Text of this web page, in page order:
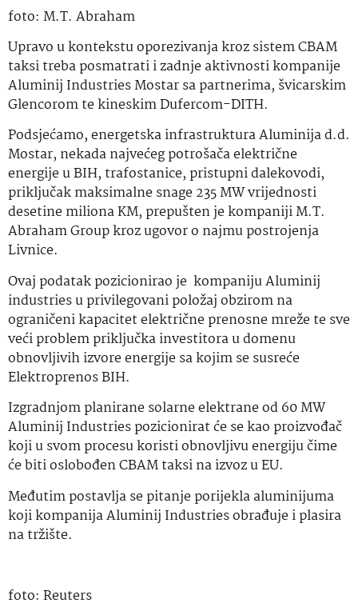
foto: M.T. Abraham
Upravo u kontekstu oporezivanja kroz sistem CBAM
taksi treba posmatrati i zadnje aktivnosti kompanije
Aluminij Industries Mostar sa partnerima, švicarskim
Glencorom te kineskim Dufercom-DITH.
Podsjećamo, energetska infrastruktura Aluminija d.d.
Mostar, nekada najvećeg potrošača električne
energije u BIH, trafostanice, pristupni dalekovodi,
priključak maksimalne snage 235 MW vrijednosti
desetine miliona KM, prepušten je kompaniji M.T.
Abraham Group kroz ugovor o najmu postrojenja
Livnice.
Ovaj podatak pozicionirao je kompaniju Aluminij
industries u privilegovani položaj obzirom na
ograničeni kapacitet električne prenosne mreže te sve
veći problem priključka investitora u domenu
obnovljivih izvore energije sa kojim se susreće
Elektroprenos BIH.
Izgradnjom planirane solarne elektrane od 60 MW
Aluminij Industries pozicionirat će se kao proizvođač
koji u svom procesu koristi obnovljivu energiju čime
će biti oslobođen CBAM taksi na izvoz u EU.
Međutim postavlja se pitanje porijekla aluminijuma
koji kompanija Aluminij Industries obrađuje i plasira
na tržište.
foto: Reuters